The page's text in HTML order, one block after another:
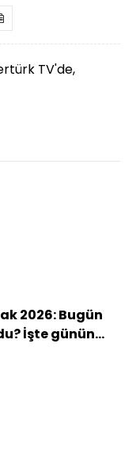
TV'de,
2026: Bugün
İşte günün